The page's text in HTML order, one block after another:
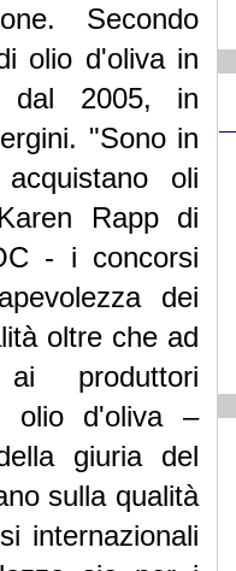
Secondo
olio d'oliva in
dal 2005, in
"Sono in
oli
Rapp di
- i concorsi
dei
oltre che ad
produttori
olio d'oliva –
giuria del
sulla qualità
internazionali